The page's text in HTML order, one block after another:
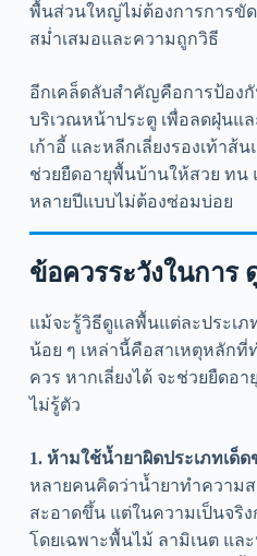
พื้นส่วนใหญ่ไม่ต้องการการขั
สม่ำเสมอและความถูกวิธี
อีกเคล็ดลับสำคัญคือการป้อง
บริเวณหน้าประตู เพื่อลดฝุ่นแ
เก้าอี้ และหลีกเลี่ยงรองเท้าส้
ช่วยยืดอายุพื้นบ้านให้สวย ทน
หลายปีแบบไม่ต้องซ่อมบ่อย
ข้อควรระวังในการ
แม้จะรู้วิธีดูแลพื้นแต่ละประเภ
น้อย ๆ เหล่านี้คือสาเหตุหลักที่
ควร หากเลี่ยงได้ จะช่วยยืดอ
ไม่รู้ตัว
1. ห้ามใช้น้ำยาผิดประเภทเด็ด
หลายคนคิดว่าน้ำยาทำความ
สะอาดขึ้น แต่ในความเป็นจริ
โดยเฉพาะพื้นไม้ ลามิเนต แล